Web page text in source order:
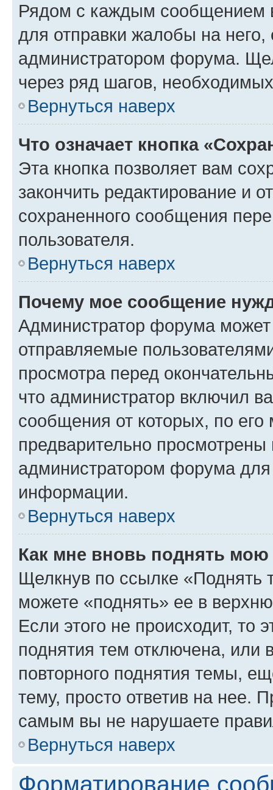
Рядом с каждым сообщением
для отправки жалобы на
администратором форума.
через ряд шагов,
Вернуться наверх
Что означает кнопка
Эта кнопка позволяет вам
закончить редактирование и
сохраненного сообщения
пользователя.
Вернуться наверх
Почему мое сообщение
Администратор форума
отправляемые
просмотра перед
что администратор включил
сообщения от которых, по
предварительно
администратором форума
информации.
Вернуться наверх
Как мне вновь поднять мою
Щелкнув по ссылке «Поднять
можете «поднять» ее в
Если этого не происходит, то
поднятия тем отключена, или
повторного поднятия темы,
тему, просто ответив на нее.
самым вы не нарушаете
Вернуться наверх
Форматирование